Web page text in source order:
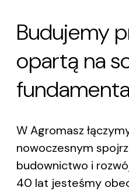
Budujemy
opartą na
W Agromasz
nowoczesnym
budownictwo i
40 lat jesteśmy